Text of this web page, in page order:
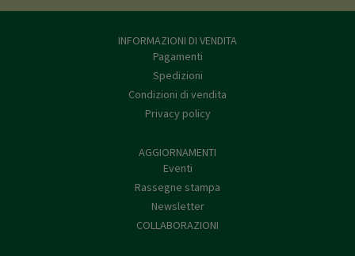
INFORMAZIONI DI VENDITA
Pagamenti
Spedizioni
Condizioni di vendita
Privacy policy
AGGIORNAMENTI
Eventi
Rassegne stampa
Newsletter
COLLABORAZIONI